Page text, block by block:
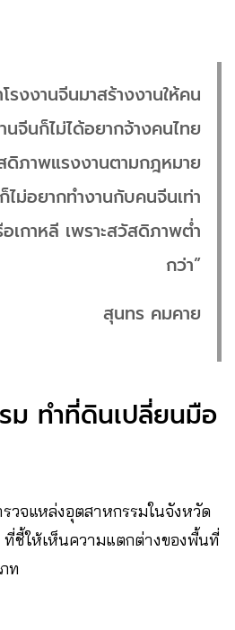
โรงงานจีนมาสร้างงานให้คน
นจีนก็ไม่ได้อยากจ้างคนไทย
ดิภาพแรงงานตามกฎหมาย
ไม่อยากทำงานกับคนจีนเท่า
เกาหลี เพราะสวัสดิภาพต่ำ
กว่า”
สุนทร คมคาย
ม ทำที่ดินเปลี่ยนมือ
วจแหล่งอุตสาหกรรมในจังหวัด
ชี้ให้เห็นความแตกต่างของพื้นที่
ท